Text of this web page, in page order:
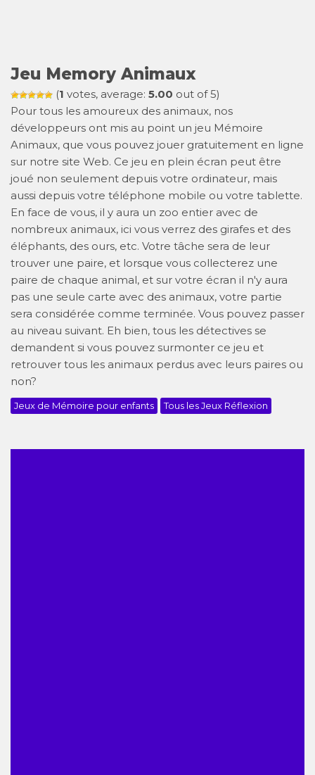
Jeu Memory Animaux
(1 votes, average: 5.00 out of 5)
Pour tous les amoureux des animaux, nos
développeurs ont mis au point un jeu Mémoire
Animaux, que vous pouvez jouer gratuitement en ligne
sur notre site Web. Ce jeu en plein écran peut être
joué non seulement depuis votre ordinateur, mais
aussi depuis votre téléphone mobile ou votre tablette.
En face de vous, il y aura un zoo entier avec de
nombreux animaux, ici vous verrez des girafes et des
éléphants, des ours, etc. Votre tâche sera de leur
trouver une paire, et lorsque vous collecterez une
paire de chaque animal, et sur votre écran il n'y aura
pas une seule carte avec des animaux, votre partie
sera considérée comme terminée. Vous pouvez passer
au niveau suivant. Eh bien, tous les détectives se
demandent si vous pouvez surmonter ce jeu et
retrouver tous les animaux perdus avec leurs paires ou
non?
Jeux de Mémoire pour enfants Tous les Jeux Réflexion